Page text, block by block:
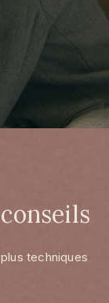
techniques